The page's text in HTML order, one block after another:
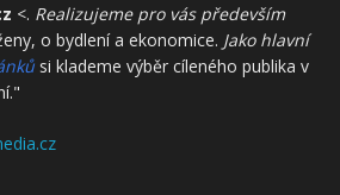
<. Realizujeme pro vás především
o bydlení a ekonomice. Jako hlavní
si klademe výběr cíleného publika v